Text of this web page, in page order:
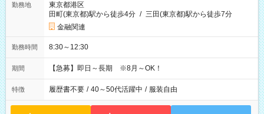
勤務地
東京都港区
田町(東京都)駅から徒歩4分 / 三田(東京都)駅から徒歩7分
金融関連
勤務時間 8:30～12:30
期間 【急募】即日～長期 ※8月～OK！
特徴 履歴書不要 / 40～50代活躍中 / 服装自由